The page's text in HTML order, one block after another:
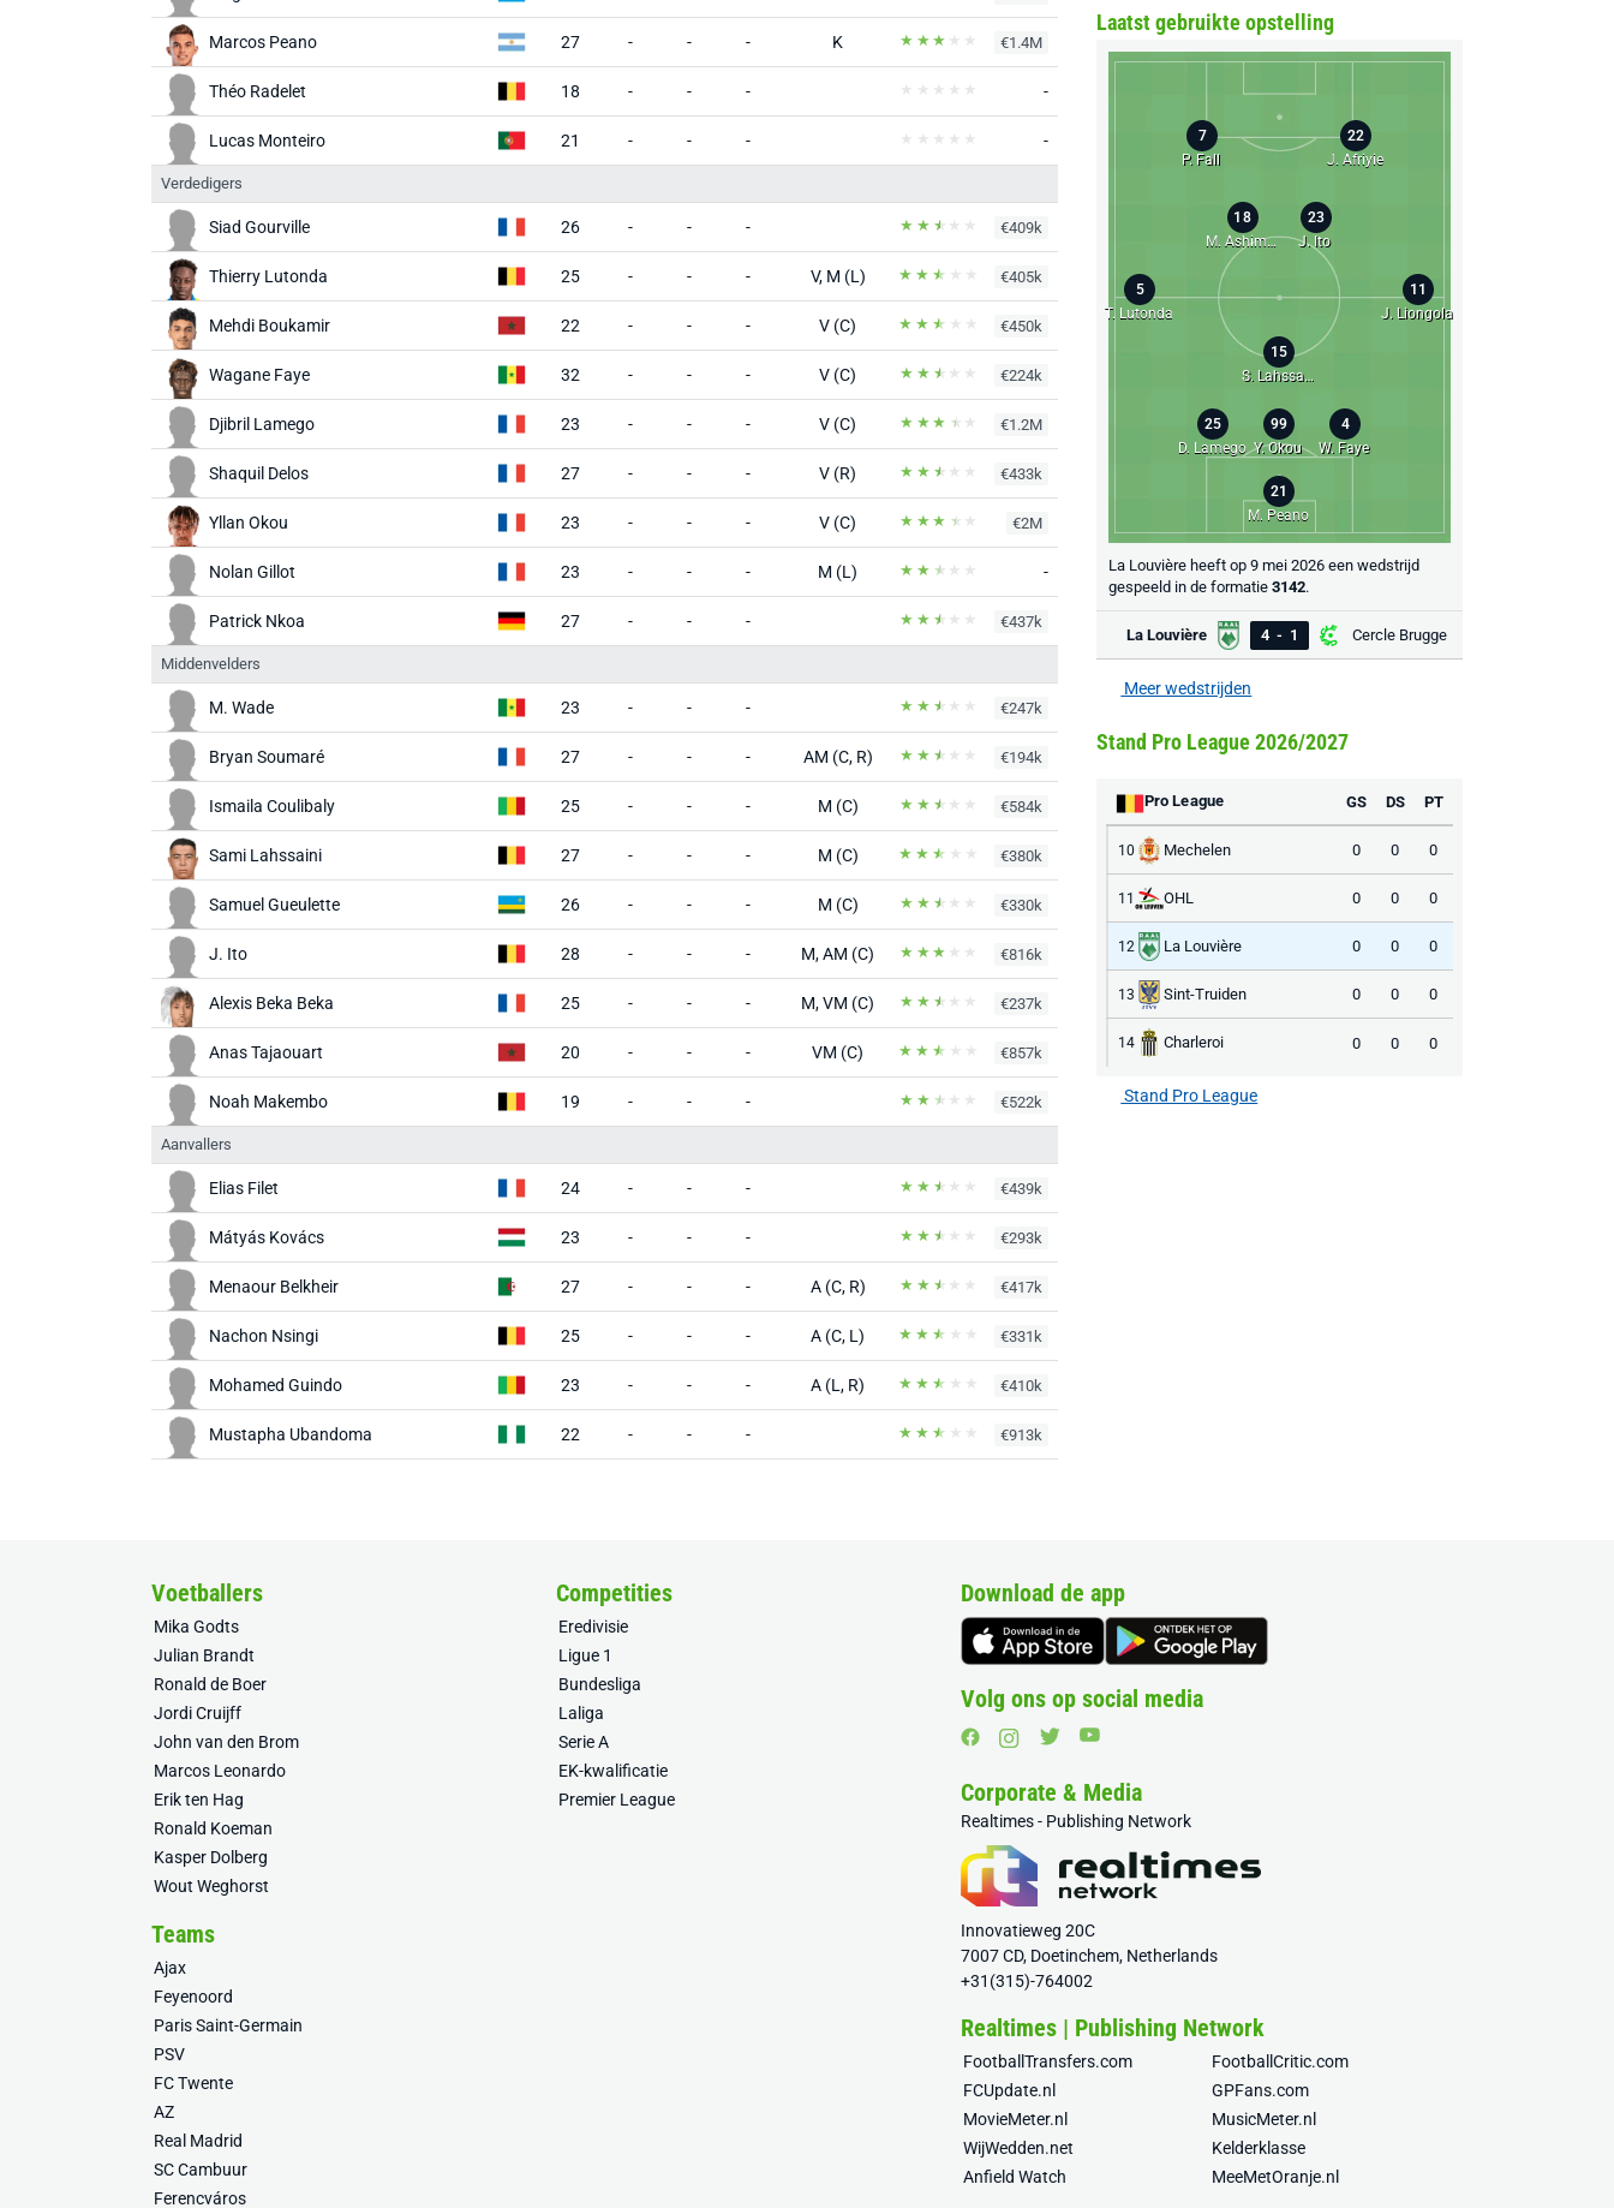
Marcos Peano 27 - - - K €1.4M
Théo Radelet 18 - - - -
Lucas Monteiro 21 - - - -
Verdedigers
Siad Gourville 26 - - - €409k
Thierry Lutonda 25 - - - V, M (L) €405k
Mehdi Boukamir 22 - - - V (C) €450k
Wagane Faye 32 - - - V (C) €224k
Djibril Lamego 23 - - - V (C) €1.2M
Shaquil Delos 27 - - - V (R) €433k
Yllan Okou 23 - - - V (C) €2M
Nolan Gillot 23 - - - M (L) -
Patrick Nkoa 27 - - - €437k
Middenvelders
M. Wade 23 - - - €247k
Bryan Soumaré 27 - - - AM (C, R) €194k
Ismaila Coulibaly 25 - - - M (C) €584k
Sami Lahssaini 27 - - - M (C) €380k
Samuel Gueulette 26 - - - M (C) €330k
J. Ito 28 - - - M, AM (C) €816k
Alexis Beka Beka 25 - - - M, VM (C) €237k
Anas Tajaouart 20 - - - VM (C) €857k
Noah Makembo 19 - - - €522k
Aanvallers
Elias Filet 24 - - - €439k
Mátyás Kovács 23 - - - €293k
Menaour Belkheir 27 - - - A (C, R) €417k
Nachon Nsingi 25 - - - A (C, L) €331k
Mohamed Guindo 23 - - - A (L, R) €410k
Mustapha Ubandoma 22 - - - €913k
Laatst gebruikte opstelling
21
M. Peano
11
J. Liongola
5
T. Lutonda
99
Y. Okou
4
W. Faye
25
D. Lamego
23
J. Ito
15
S. Lahssaini
22
J. Afriyie
7
P. Fall
18
M. Ashimeru
La Louvière heeft op 9 mei 2026 een wedstrijd
gespeeld in de formatie 3142.
La Louvière 4 - 1 Cercle Brugge
Meer wedstrijden
Stand Pro League 2026/2027
Pro League GS DS PT
10 Mechelen 0 0 0
11 OHL 0 0 0
12 La Louvière 0 0 0
13 Sint-Truiden 0 0 0
14 Charleroi 0 0 0
Stand Pro League
Voetballers
Mika Godts
Julian Brandt
Ronald de Boer
Jordi Cruijff
John van den Brom
Marcos Leonardo
Erik ten Hag
Ronald Koeman
Kasper Dolberg
Wout Weghorst
Competities
Eredivisie
Ligue 1
Bundesliga
Laliga
Serie A
EK-kwalificatie
Premier League
Teams
Ajax
Feyenoord
Paris Saint-Germain
PSV
FC Twente
AZ
Real Madrid
SC Cambuur
Ferencváros
Download de app
Volg ons op social media
Corporate & Media
Realtimes - Publishing Network
Innovatieweg 20C
7007 CD, Doetinchem, Netherlands
+31(315)-764002
Realtimes | Publishing Network
FootballTransfers.com
FootballCritic.com
FCUpdate.nl
GPFans.com
MovieMeter.nl
MusicMeter.nl
WijWedden.net
Kelderklasse
Anfield Watch
MeeMetOranje.nl